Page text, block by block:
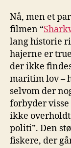
Nå, men et
filmen “
lang historie
hajerne er
der ikke
maritim lov –
selvom der
forbyder
ikke
politi”. Den
fiskere, der